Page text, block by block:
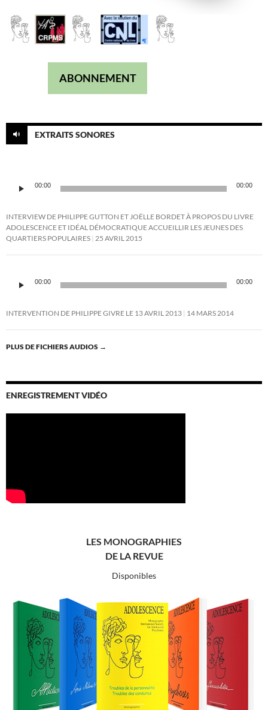
ABONNEMENT
EXTRAITS SONORES
audio
00:00 00:00
INTERVIEW DE PHILIPPE GUTTON ET JOËLLE BORDET À PROPOS DU LIVRE
ADOLESCENCE ET IDÉAL DÉMOCRATIQUE ACCUEILLIR LES JEUNES DES
QUARTIERS POPULAIRES 25 AVRIL 2015
audio
00:00 00:00
INTERVENTION DE PHILIPPE GIVRE LE 13 AVRIL 2013 14 MARS 2014
PLUS DE FICHIERS AUDIOS →
ENREGISTREMENT VIDÉO
LES MONOGRAPHIES
DE LA REVUE
Disponibles